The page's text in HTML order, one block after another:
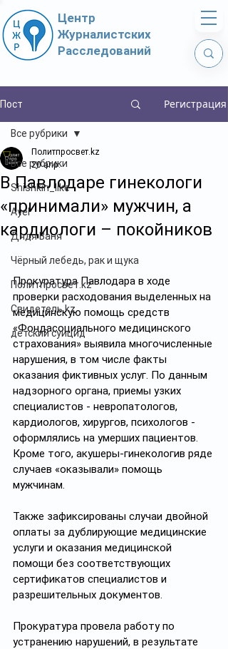
Центр
Журналистских
Расследований
Пост Регистрация
Все рубрики
Shishkin_like
Ayel
Дядя Ваня
Чёрный лебедь, рак и щука
Политпросвет.kz
Свидетель.kz
детский суицид
Все рубрики
В Павлодаре гинекологи
«принимали» мужчин, а
кардиологи – покойников
Политпросвет.kz
20 апр.
Прокуратура Павлодара в ходе
проверки расходования выделенных на
медицинскую помощь средств
«Фондасоциального медицинского
страхования» выявила многочисленные
нарушения, в том числе факты
оказания фиктивных услуг. По данным
надзорного органа, приемы узких
специалистов - невропатологов,
кардиологов, хирургов, психологов -
оформлялись на умерших пациентов.
Кроме того, акушеры-гинекологив ряде
случаев «оказывали» помощь
мужчинам.
Также зафиксированы случаи двойной
оплаты за дублирующие медицинские
услуги и оказания медицинской
помощи без соответствующих
сертификатов специалистов и
разрешительных документов.
Прокуратура провела работу по
устранению нарушений, в результате